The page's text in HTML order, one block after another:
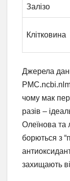
Залізо
Клітковина
Джерела
чому мак
разів –
Олеїнова та
борються з
захищають